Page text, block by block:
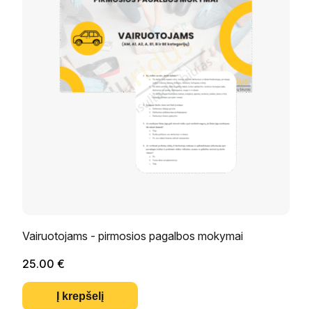
Vairuotojams - pirmosios pagalbos mokymai
25.00 €
Į krepšelį